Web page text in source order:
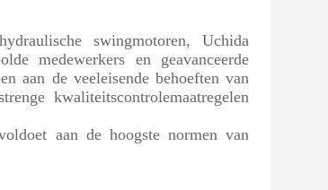
swingmotoren, Uchida
medewerkers en geavanceerde
aan de veeleisende behoeften van
kwaliteitscontrolemaatregelen
aan de hoogste normen van